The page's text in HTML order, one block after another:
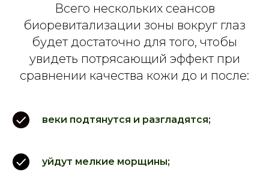
Всего нескольких сеансов
биоревитализации зоны вокруг глаз
будет достаточно для того, чтобы
увидеть потрясающий эффект при
сравнении качества кожи до и после:
веки подтянутся и разгладятся;
уйдут мелкие морщины;